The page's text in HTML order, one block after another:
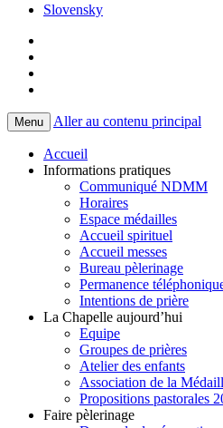
Slovensky
Menu Aller au contenu principal
Accueil
Informations pratiques
Communiqué NDMM
Horaires
Espace médailles
Accueil spirituel
Accueil messes
Bureau pèlerinage
Permanence
Intentions de prière
La Chapelle aujourd’hui
Equipe
Groupes de prières
Atelier des enfants
Association de la
Propositions pastorales
Faire pèlerinage